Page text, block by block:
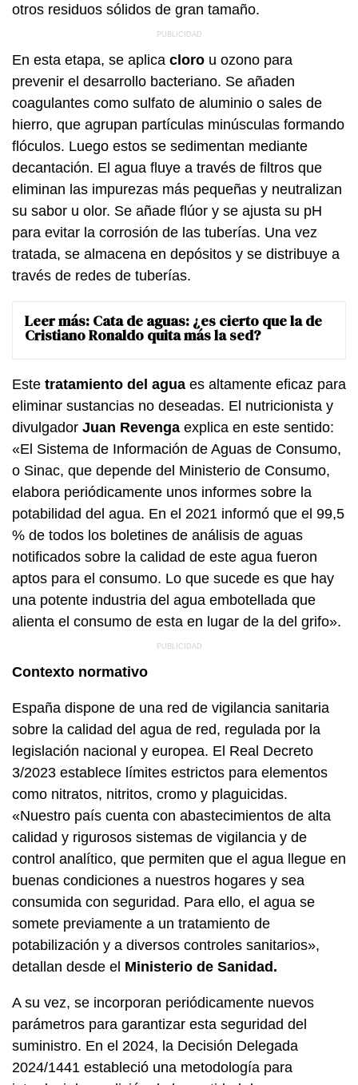
otros residuos sólidos de gran tamaño.
En esta etapa, se aplica cloro u ozono para
prevenir el desarrollo bacteriano. Se añaden
coagulantes como sulfato de aluminio o sales de
hierro, que agrupan partículas minúsculas formando
flóculos. Luego estos se sedimentan mediante
decantación. El agua fluye a través de filtros que
eliminan las impurezas más pequeñas y neutralizan
su sabor u olor. Se añade flúor y se ajusta su pH
para evitar la corrosión de las tuberías. Una vez
tratada, se almacena en depósitos y se distribuye a
través de redes de tuberías.
Leer más: Cata de aguas: ¿es cierto que la de
Cristiano Ronaldo quita más la sed?
Este tratamiento del agua es altamente eficaz para
eliminar sustancias no deseadas. El nutricionista y
divulgador Juan Revenga explica en este sentido:
«El Sistema de Información de Aguas de Consumo,
o Sinac, que depende del Ministerio de Consumo,
elabora periódicamente unos informes sobre la
potabilidad del agua. En el 2021 informó que el 99,5
% de todos los boletines de análisis de aguas
notificados sobre la calidad de este agua fueron
aptos para el consumo. Lo que sucede es que hay
una potente industria del agua embotellada que
alienta el consumo de esta en lugar de la del grifo».
Contexto normativo
España dispone de una red de vigilancia sanitaria
sobre la calidad del agua de red, regulada por la
legislación nacional y europea. El Real Decreto
3/2023 establece límites estrictos para elementos
como nitratos, nitritos, cromo y plaguicidas.
«Nuestro país cuenta con abastecimientos de alta
calidad y rigurosos sistemas de vigilancia y de
control analítico, que permiten que el agua llegue en
buenas condiciones a nuestros hogares y sea
consumida con seguridad. Para ello, el agua se
somete previamente a un tratamiento de
potabilización y a diversos controles sanitarios»,
detallan desde el Ministerio de Sanidad.
A su vez, se incorporan periódicamente nuevos
parámetros para garantizar esta seguridad del
suministro. En el 2024, la Decisión Delegada
2024/1441 estableció una metodología para